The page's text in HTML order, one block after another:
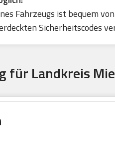
Fahrzeugs ist bequem
Sicherheitscodes
für Landkreis